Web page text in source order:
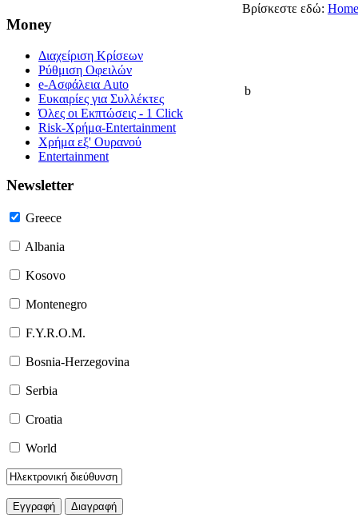
Βρίσκεστε εδώ: Home
b
Money
Διαχείριση Κρίσεων
Ρύθμιση Οφειλών
e-Ασφάλεια Auto
Ευκαιρίες για Συλλέκτες
Όλες οι Εκπτώσεις - 1 Click
Risk-Χρήμα-Entertainment
Χρήμα εξ' Ουρανού
Entertainment
Newsletter
Greece
Albania
Kosovo
Montenegro
F.Y.R.O.M.
Bosnia-Herzegovina
Serbia
Croatia
World